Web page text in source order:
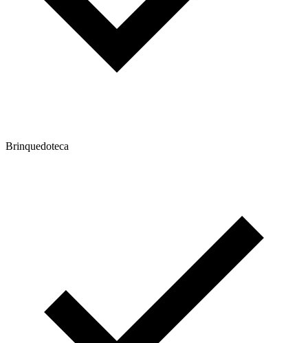
Brinquedoteca